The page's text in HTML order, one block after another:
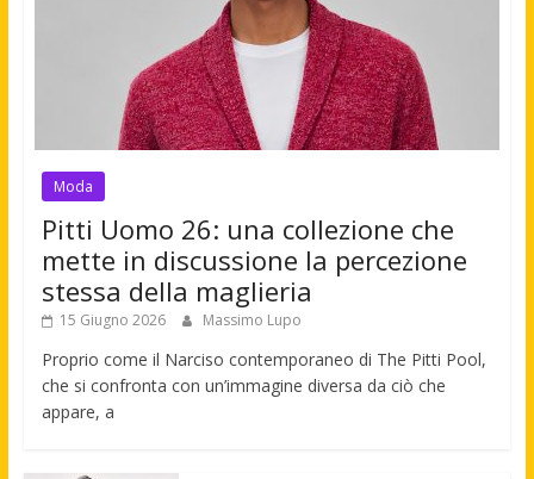
Moda
Pitti Uomo 26: una collezione che
mette in discussione la percezione
stessa della maglieria
15 Giugno 2026 Massimo Lupo
Proprio come il Narciso contemporaneo di The Pitti Pool,
che si confronta con un’immagine diversa da ciò che
appare, a